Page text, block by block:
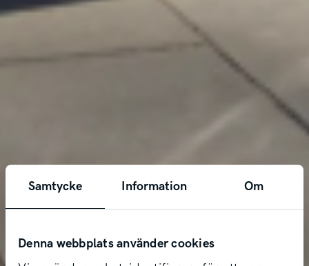
Samtycke Information Om
Denna webbplats använder cookies